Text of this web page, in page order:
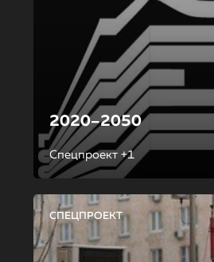
2020–2050
Спецпроект +1
СПЕЦПРОЕКТ